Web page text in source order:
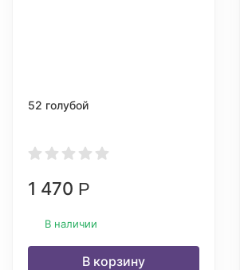
52 голубой
1 470 Р
В наличии
В корзину